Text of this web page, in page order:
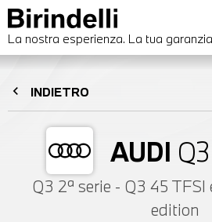
La nostra esperienza. La tua
chevron_left INDIETRO
AUDI
Q3 2ª serie - Q3 45 TFSI
edition